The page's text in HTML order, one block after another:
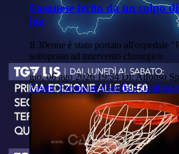
Fasanese ferito da un colpo
lite
Il 30enne è stato portato all'ospedale
sottoposto ad intervento chirurgico
gio, 06 ago 2026 19:54 Di: Alfonso
Fasano Ferimento Ospedale